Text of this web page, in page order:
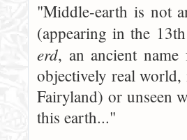
"Middle-earth is not
(appearing in the
erd, an ancient
objectively real
Fairyland) or unseen
this earth..."